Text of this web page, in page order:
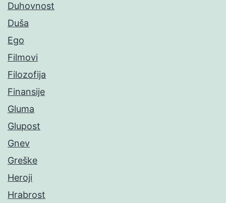
Duhovnost
Duša
Ego
Filmovi
Filozofija
Finansije
Gluma
Glupost
Gnev
Greške
Heroji
Hrabrost